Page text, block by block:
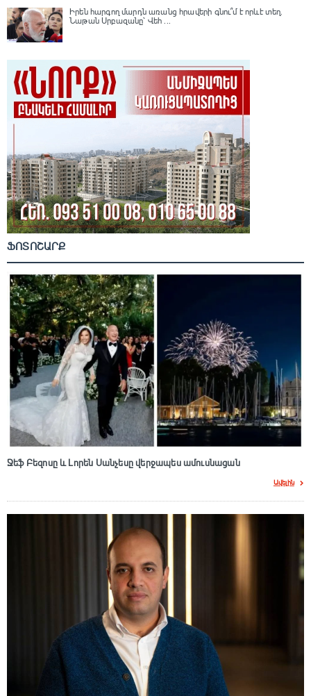
Իրեն հարգող մարդն առանց հրավերի գնու՞մ է որևէ տեղ.
Նաթան Սրբազանը՝ Վեհ ...
ՖՈՏՈՇԱՐՔ
Ջեֆ Բեզոսը և Լորեն Սանչեսը վերջապես ամուսնացան
Ավելին